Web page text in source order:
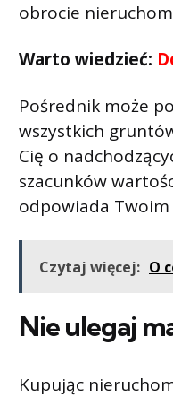
obrocie
Warto wiedzieć:
Pośrednik może
wszystkich
Cię o
szacunków
odpowiada
Czytaj więcej: O
Nie ulegaj
Kupując